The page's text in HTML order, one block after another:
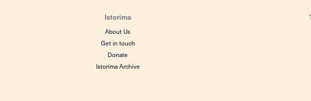
Istorima
About Us
Get in touch
Donate
Istorima Archive